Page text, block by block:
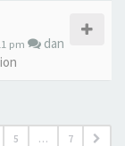
pm
dan
5 … 7